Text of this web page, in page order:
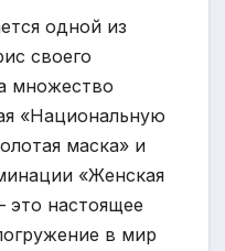
одной из
своего
множество
«Национальную
маска» и
«Женская
это настоящее
в мир